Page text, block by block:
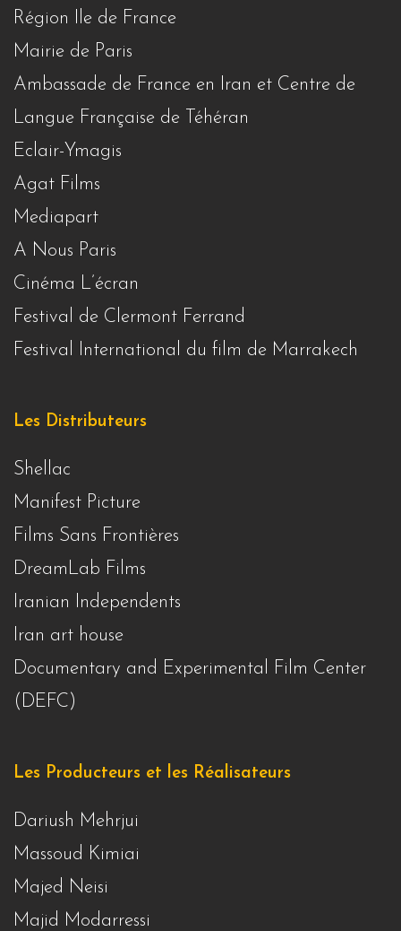
Région Ile de France
Mairie de Paris
Ambassade de France en Iran et Centre de
Langue Française de Téhéran
Eclair-Ymagis
Agat Films
Mediapart
A Nous Paris
Cinéma L’écran
Festival de Clermont Ferrand
Festival International du film de Marrakech
Les Distributeurs
Shellac
Manifest Picture
Films Sans Frontières
DreamLab Films
Iranian Independents
Iran art house
Documentary and Experimental Film Center
(DEFC)
Les Producteurs et les Réalisateurs
Dariush Mehrjui
Massoud Kimiai
Majed Neisi
Majid Modarressi